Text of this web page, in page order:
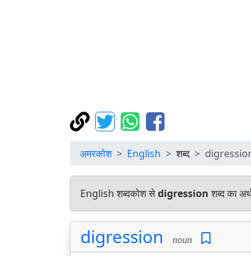
अमरकोश English शब्द
English शब्दकोश सेdigressionशब्द का
digression noun